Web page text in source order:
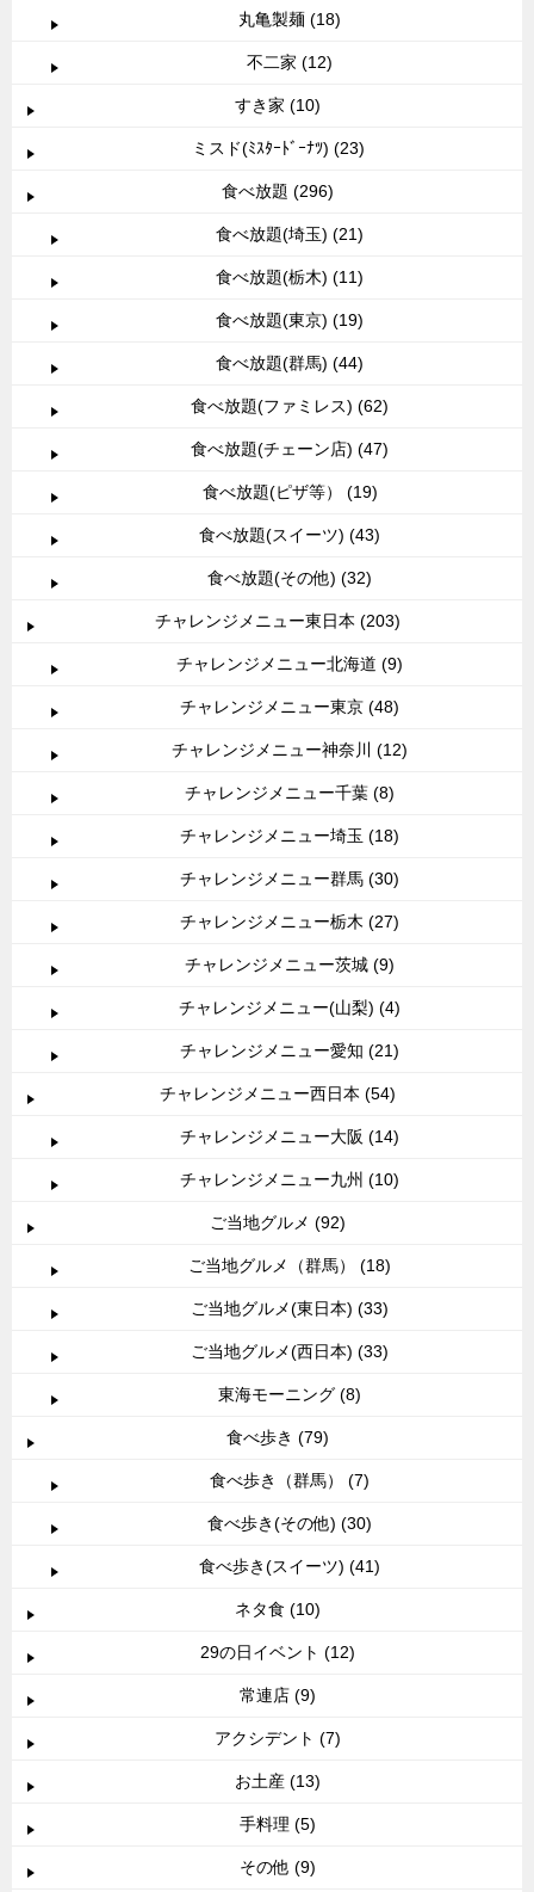
丸亀製麺 (18)
不二家 (12)
すき家 (10)
ミスド(ﾐｽﾀｰﾄﾞｰﾅﾂ) (23)
食べ放題 (296)
食べ放題(埼玉) (21)
食べ放題(栃木) (11)
食べ放題(東京) (19)
食べ放題(群馬) (44)
食べ放題(ファミレス) (62)
食べ放題(チェーン店) (47)
食べ放題(ピザ等） (19)
食べ放題(スイーツ) (43)
食べ放題(その他) (32)
チャレンジメニュー東日本 (203)
チャレンジメニュー北海道 (9)
チャレンジメニュー東京 (48)
チャレンジメニュー神奈川 (12)
チャレンジメニュー千葉 (8)
チャレンジメニュー埼玉 (18)
チャレンジメニュー群馬 (30)
チャレンジメニュー栃木 (27)
チャレンジメニュー茨城 (9)
チャレンジメニュー(山梨) (4)
チャレンジメニュー愛知 (21)
チャレンジメニュー西日本 (54)
チャレンジメニュー大阪 (14)
チャレンジメニュー九州 (10)
ご当地グルメ (92)
ご当地グルメ（群馬） (18)
ご当地グルメ(東日本) (33)
ご当地グルメ(西日本) (33)
東海モーニング (8)
食べ歩き (79)
食べ歩き（群馬） (7)
食べ歩き(その他) (30)
食べ歩き(スイーツ) (41)
ネタ食 (10)
29の日イベント (12)
常連店 (9)
アクシデント (7)
お土産 (13)
手料理 (5)
その他 (9)